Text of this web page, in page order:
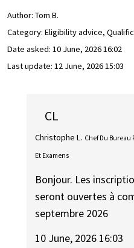
Author: Tom B.
Category: Eligibility advice,
Date asked: 10 June, 2026 16:02
Last update: 12 June, 2026 15:03
CL
Christophe L. Chef Du
Et Examens
Bonjour. Les
seront ouvertes à
septembre 2026
10 June, 2026 16:03